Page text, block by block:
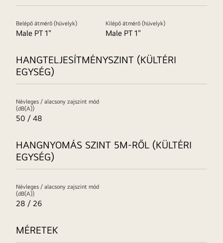
Belépő átmérő (hüvelyk)
Male PT 1"
Kilépő átmérő (hüvelyk)
Male PT 1"
HANGTELJESÍTMÉNYSZINT (KÜLTÉRI
EGYSÉG)
Névleges / alacsony zajszint mód
(dB(A))
50 / 48
HANGNYOMÁS SZINT 5M-RŐL (KÜLTÉRI
EGYSÉG)
Névleges / alacsony zajszint mód
(dB(A))
28 / 26
MÉRETEK